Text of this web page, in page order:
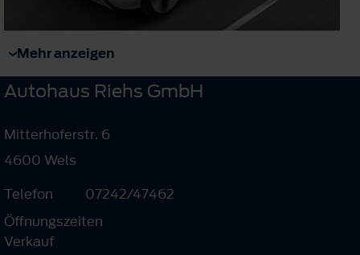
Mehr anzeigen
Autohaus Riehs GmbH
Mitterhoferstr. 6
4600 Wels
Telefon
07242/47462
Öffnungszeiten
Verkauf